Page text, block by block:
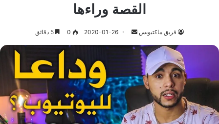
القصة وراءها
فريق ماكتيوبس
أرسل
إلكترونيا
2020-01-26
0